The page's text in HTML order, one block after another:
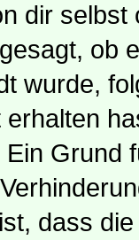
dir selbst
ob
wurde,
Grund
dass